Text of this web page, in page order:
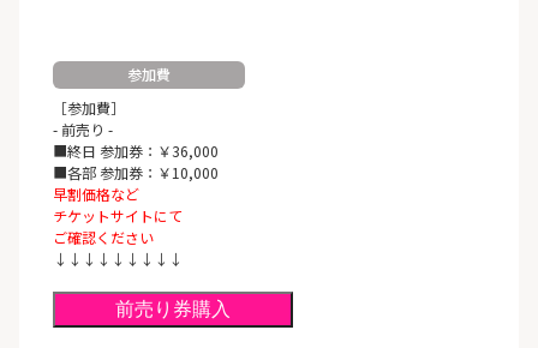
参加費
［参加費］
- 前売り -
■終日 参加券：￥36,000
■各部 参加券：￥10,000
早割価格など
チケットサイトにて
ご確認ください
↓↓↓↓↓↓↓↓↓
前売り券購入